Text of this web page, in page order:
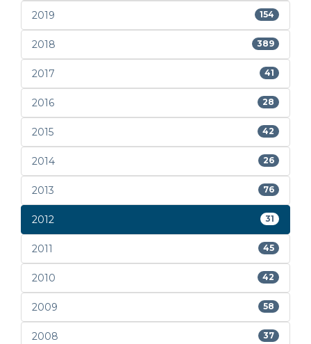
2019 154
2018 389
2017 41
2016 28
2015 42
2014 26
2013 76
2012 31
2011 45
2010 42
2009 58
2008 37